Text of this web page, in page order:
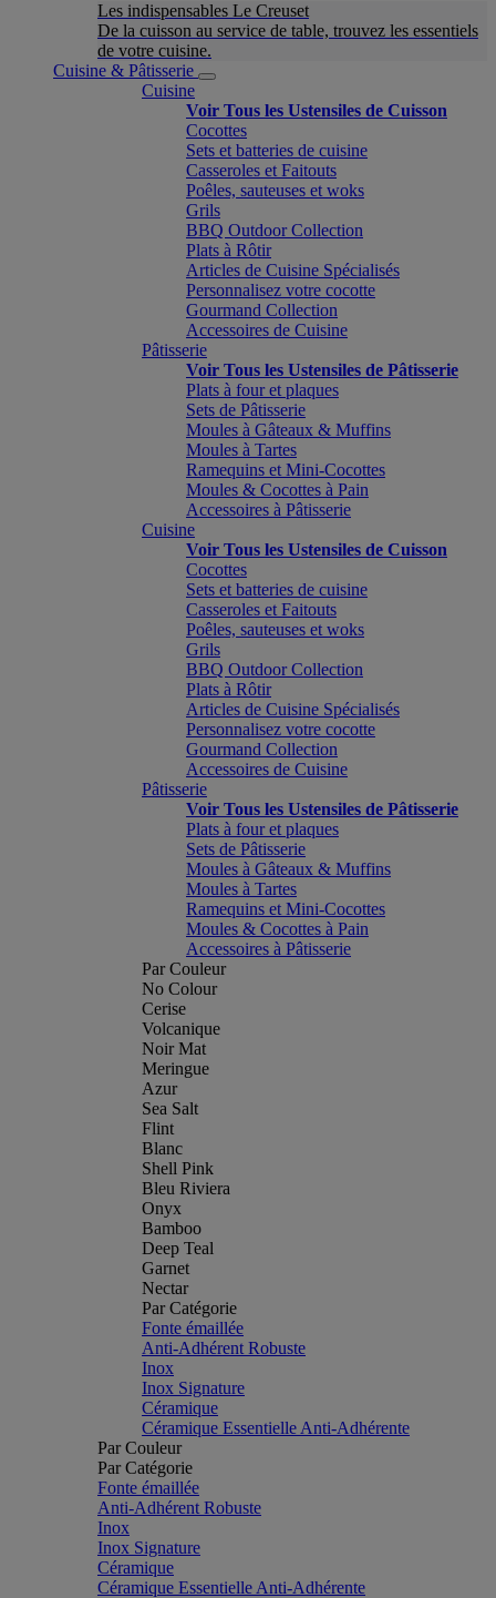
Les indispensables Le Creuset
De la cuisson au service de table, trouvez les essentiels
de votre cuisine.
Cuisine & Pâtisserie
Cuisine
Voir Tous les Ustensiles de Cuisson
Cocottes
Sets et batteries de cuisine
Casseroles et Faitouts
Poêles, sauteuses et woks
Grils
BBQ Outdoor Collection
Plats à Rôtir
Articles de Cuisine Spécialisés
Personnalisez votre cocotte
Gourmand Collection
Accessoires de Cuisine
Pâtisserie
Voir Tous les Ustensiles de Pâtisserie
Plats à four et plaques
Sets de Pâtisserie
Moules à Gâteaux & Muffins
Moules à Tartes
Ramequins et Mini-Cocottes
Moules & Cocottes à Pain
Accessoires à Pâtisserie
Cuisine
Voir Tous les Ustensiles de Cuisson
Cocottes
Sets et batteries de cuisine
Casseroles et Faitouts
Poêles, sauteuses et woks
Grils
BBQ Outdoor Collection
Plats à Rôtir
Articles de Cuisine Spécialisés
Personnalisez votre cocotte
Gourmand Collection
Accessoires de Cuisine
Pâtisserie
Voir Tous les Ustensiles de Pâtisserie
Plats à four et plaques
Sets de Pâtisserie
Moules à Gâteaux & Muffins
Moules à Tartes
Ramequins et Mini-Cocottes
Moules & Cocottes à Pain
Accessoires à Pâtisserie
Par Couleur
No Colour
Cerise
Volcanique
Noir Mat
Meringue
Azur
Sea Salt
Flint
Blanc
Shell Pink
Bleu Riviera
Onyx
Bamboo
Deep Teal
Garnet
Nectar
Par Catégorie
Fonte émaillée
Anti-Adhérent Robuste
Inox
Inox Signature
Céramique
Céramique Essentielle Anti-Adhérente
Par Couleur
Par Catégorie
Fonte émaillée
Anti-Adhérent Robuste
Inox
Inox Signature
Céramique
Céramique Essentielle Anti-Adhérente